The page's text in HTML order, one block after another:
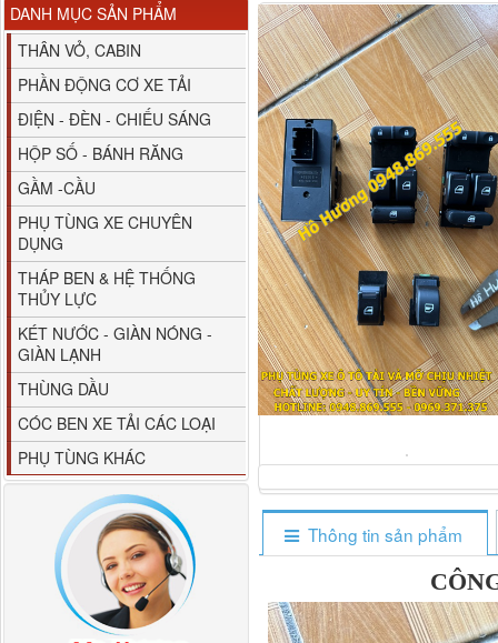
Thông tin sản phẩm
DANH MỤC SẢN PHẨM
THÂN VỎ, CABIN
PHẦN ĐỘNG CƠ XE TẢI
ĐIỆN - ĐÈN - CHIẾU SÁNG
HỘP SỐ - BÁNH RĂNG
GẦM -CẦU
PHỤ TÙNG XE CHUYÊN
DỤNG
THÁP BEN & HỆ THỐNG
THỦY LỰC
KÉT NƯỚC - GIÀN NÓNG -
GIÀN LẠNH
THÙNG DẦU
CÓC BEN XE TẢI CÁC LOẠI
PHỤ TÙNG KHÁC
Bình nước phụ
Chenglong hải âu...
80YHCB-60 Bơm xăng
dầu 60m3/h...
M4610162101A0 Tapbi